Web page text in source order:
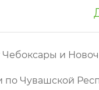
Чебоксары и
по Чувашской